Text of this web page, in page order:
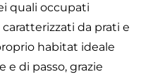
quali occupati
da prati e
habitat ideale
e di passo, grazie